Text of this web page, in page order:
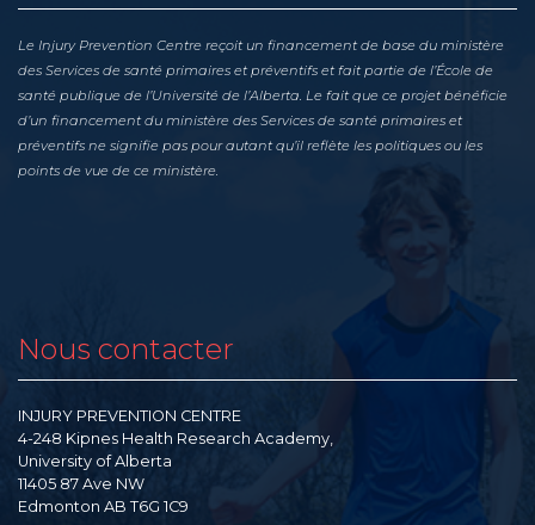
Le Injury Prevention Centre reçoit un financement de base du ministère
des Services de santé primaires et préventifs et fait partie de l’École de
santé publique de l’Université de l’Alberta. Le fait que ce projet bénéficie
d’un financement du ministère des Services de santé primaires et
préventifs ne signifie pas pour autant qu’il reflète les politiques ou les
points de vue de ce ministère.
Nous contacter
INJURY PREVENTION CENTRE
4-248 Kipnes Health Research Academy,
University of Alberta
11405 87 Ave NW
Edmonton AB T6G 1C9